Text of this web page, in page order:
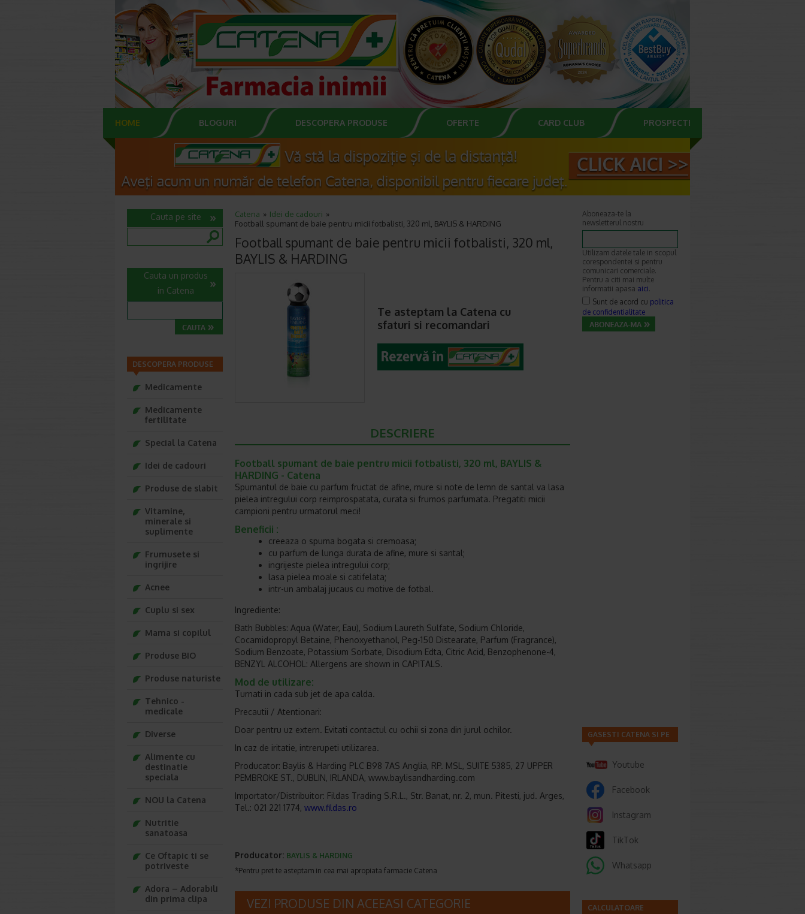
HOME BLOGURI DESCOPERA PRODUSE OFERTE CARD CLUB PROSPECTE
Catena
Idei de cadouri
Football spumant de baie pentru micii fotbalisti, 320 ml, BAYLIS & HARDING
Football spumant de baie pentru micii fotbalisti, 320 ml,
BAYLIS & HARDING
Te asteptam la Catena cu
sfaturi si recomandari
DESCRIERE
Football spumant de baie pentru micii fotbalisti, 320 ml, BAYLIS &
HARDING - Catena
Spumantul de baie cu parfum fructat de afine, mure si note de lemn de santal va lasa
pielea intregului corp reimprospatata, curata si frumos parfumata. Pregatiti micii
campioni pentru urmatorul meci!
Beneficii :
creeaza o spuma bogata si cremoasa;
cu parfum de lunga durata de afine, mure si santal;
ingrijeste pielea intregului corp;
lasa pielea moale si catifelata;
intr-un ambalaj jucaus cu motive de fotbal.
Ingrediente:
Bath Bubbles: Aqua (Water, Eau), Sodium Laureth Sulfate, Sodium Chloride,
Cocamidopropyl Betaine, Phenoxyethanol, Peg-150 Distearate, Parfum (Fragrance),
Sodium Benzoate, Potassium Sorbate, Disodium Edta, Citric Acid, Benzophenone-4,
BENZYL ALCOHOL: Allergens are shown in CAPITALS.
Mod de utilizare:
Turnati in cada sub jet de apa calda.
Precautii / Atentionari:
Doar pentru uz extern. Evitati contactul cu ochii si zona din jurul ochilor.
In caz de iritatie, intrerupeti utilizarea.
Producator: Baylis & Harding PLC B98 7AS Anglia, RP. MSL, SUITE 5385, 27 UPPER
PEMBROKE ST., DUBLIN, IRLANDA, www.baylisandharding.com
Importator/Distribuitor: Fildas Trading S.R.L., Str. Banat, nr. 2, mun. Pitesti, jud. Arges,
Tel.: 021 221 1774, www.fildas.ro
Producator: BAYLIS & HARDING
*Pentru pret te asteptam in cea mai apropiata farmacie Catena
VEZI PRODUSE DIN ACEEASI CATEGORIE
Cauta pe site
Cauta un produs
in Catena
DESCOPERA PRODUSE
Medicamente
Medicamente
fertilitate
Special la Catena
Idei de cadouri
Produse de slabit
Vitamine,
minerale si
suplimente
Frumusete si
ingrijire
Acnee
Cuplu si sex
Mama si copilul
Produse BIO
Produse naturiste
Tehnico -
medicale
Diverse
Alimente cu
destinatie
speciala
NOU la Catena
Nutritie
sanatoasa
Ce Oftapic ti se
potriveste
Adora – Adorabili
din prima clipa
Aboneaza-te la
newsletterul nostru
Utilizam datele tale in scopul
corespondentei si pentru
comunicari comerciale.
Pentru a citi mai multe
informatii apasa aici.
Sunt de acord cu politica
de confidentialitate
GASESTI CATENA SI PE
Youtube
Facebook
Instagram
TikTok
Whatsapp
CALCULATOARE